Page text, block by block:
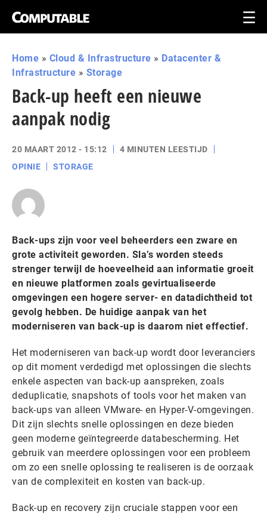
Home » Cloud & Infrastructure » Datacenter &
Infrastructure » Storage
Back-up heeft een nieuwe
aanpak nodig
20 MAART 2012 - 15:12
4 MINUTEN LEESTIJD
OPINIE
STORAGE
Back-ups zijn voor veel beheerders een zware en
grote activiteit geworden. Sla’s worden steeds
strenger terwijl de hoeveelheid aan informatie groeit
en nieuwe platformen zoals gevirtualiseerde
omgevingen een hogere server- en datadichtheid tot
gevolg hebben. De huidige aanpak van het
moderniseren van back-up is daarom niet effectief.
Het moderniseren van back-up wordt door leveranciers
op dit moment verdedigd met oplossingen die slechts
enkele aspecten van back-up aanspreken, zoals
deduplicatie, snapshots of tools voor het maken van
back-ups van alleen VMware- en Hyper-V-omgevingen.
Dit zijn slechts snelle oplossingen en deze bieden
geen moderne geïntegreerde databescherming. Het
gebruik van meerdere oplossingen voor een probleem
om zo een snelle oplossing te realiseren is de oorzaak
van de complexiteit en kosten van back-up.
Back-up en recovery zijn cruciale stappen voor een